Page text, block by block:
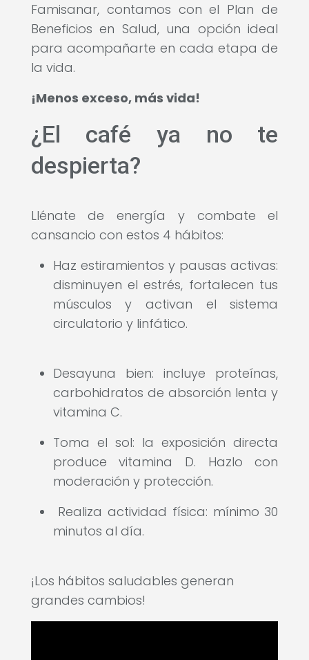
Famisanar, contamos con el Plan de
Beneficios en Salud, una opción ideal
para acompañarte en cada etapa de
la vida.
¡Menos exceso, más vida!
¿El café ya no te
despierta?
Llénate de energía y combate el
cansancio con estos 4 hábitos:
Haz estiramientos y pausas activas:
disminuyen el estrés, fortalecen tus
músculos y activan el sistema
circulatorio y linfático.
Desayuna bien: incluye proteínas,
carbohidratos de absorción lenta y
vitamina C.
Toma el sol: la exposición directa
produce vitamina D. Hazlo con
moderación y protección.
Realiza actividad física: mínimo 30
minutos al día.
¡Los hábitos saludables generan
grandes cambios!